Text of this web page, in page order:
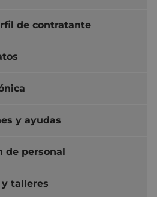
de contratante
y ayudas
de personal
y talleres